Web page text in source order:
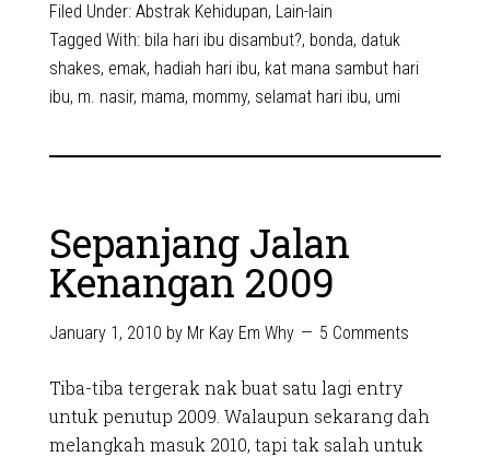
Filed Under: Abstrak Kehidupan, Lain-lain
Tagged With: bila hari ibu disambut?, bonda, datuk
shakes, emak, hadiah hari ibu, kat mana sambut hari
ibu, m. nasir, mama, mommy, selamat hari ibu, umi
Sepanjang Jalan
Kenangan 2009
January 1, 2010 by Mr Kay Em Why 5 Comments
Tiba-tiba tergerak nak buat satu lagi entry
untuk penutup 2009. Walaupun sekarang dah
melangkah masuk 2010, tapi tak salah untuk